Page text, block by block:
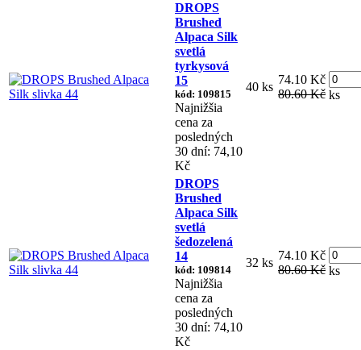
DROPS
Brushed
Alpaca Silk
svetlá
tyrkysová
15
kód: 109815
Najnižšia
cena za
posledných
30 dní: 74,10
Kč
40 ks
74.10 Kč
80.60 Kč ks
DROPS
Brushed
Alpaca Silk
svetlá
šedozelená
14
kód: 109814
Najnižšia
cena za
posledných
30 dní: 74,10
Kč
32 ks
74.10 Kč
80.60 Kč ks